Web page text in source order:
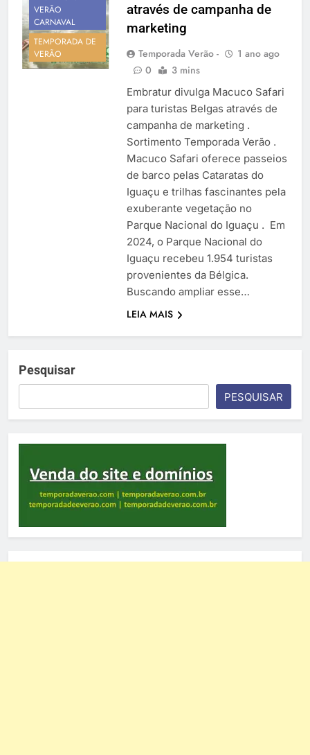
Temporada Verão 2027
VERÃO
CARNAVAL
TEMPORADA DE
VERÃO
através de campanha de
marketing
Temporada Verão -
1 ano ago
0
3 mins
Embratur divulga Macuco Safari
para turistas Belgas através de
campanha de marketing .
Sortimento Temporada Verão .
Macuco Safari oferece passeios
de barco pelas Cataratas do
Iguaçu e trilhas fascinantes pela
exuberante vegetação no
Parque Nacional do Iguaçu . Em
2024, o Parque Nacional do
Iguaçu recebeu 1.954 turistas
provenientes da Bélgica.
Buscando ampliar esse…
LEIA MAIS
Pesquisar
PESQUISAR